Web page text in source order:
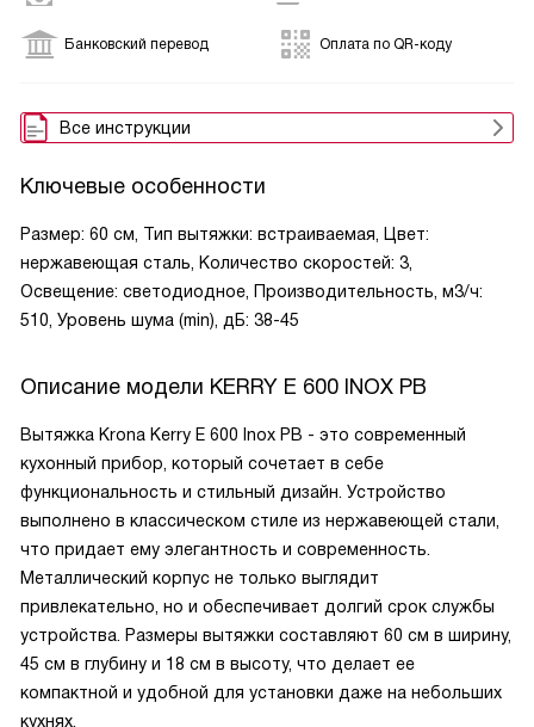
Банковский перевод Оплата по QR-коду
Все инструкции
Ключевые особенности
Размер: 60 см, Тип вытяжки: встраиваемая, Цвет:
нержавеющая сталь, Количество скоростей: 3,
Освещение: светодиодное, Производительность, м3/ч:
510, Уровень шума (min), дБ: 38-45
Описание модели KERRY E 600 INOX PB
Вытяжка Krona Kerry E 600 Inox PB - это современный
кухонный прибор, который сочетает в себе
функциональность и стильный дизайн. Устройство
выполнено в классическом стиле из нержавеющей стали,
что придает ему элегантность и современность.
Металлический корпус не только выглядит
привлекательно, но и обеспечивает долгий срок службы
устройства. Размеры вытяжки составляют 60 см в ширину,
45 см в глубину и 18 см в высоту, что делает ее
компактной и удобной для установки даже на небольших
кухнях.